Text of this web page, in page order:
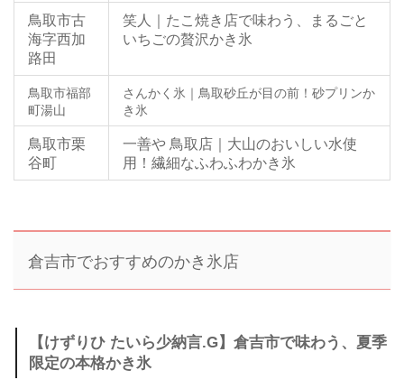
鳥取市古
海字西加
路田
笑人｜たこ焼き店で味わう、まるごと
いちごの贅沢かき氷
鳥取市福部
町湯山
さんかく氷｜鳥取砂丘が目の前！砂プリンか
き氷
鳥取市栗
谷町
一善や 鳥取店｜大山のおいしい水使
用！繊細なふわふわかき氷
倉吉市でおすすめのかき氷店
【けずりひ たいら少納言.G】倉吉市で味わう、夏季
限定の本格かき氷